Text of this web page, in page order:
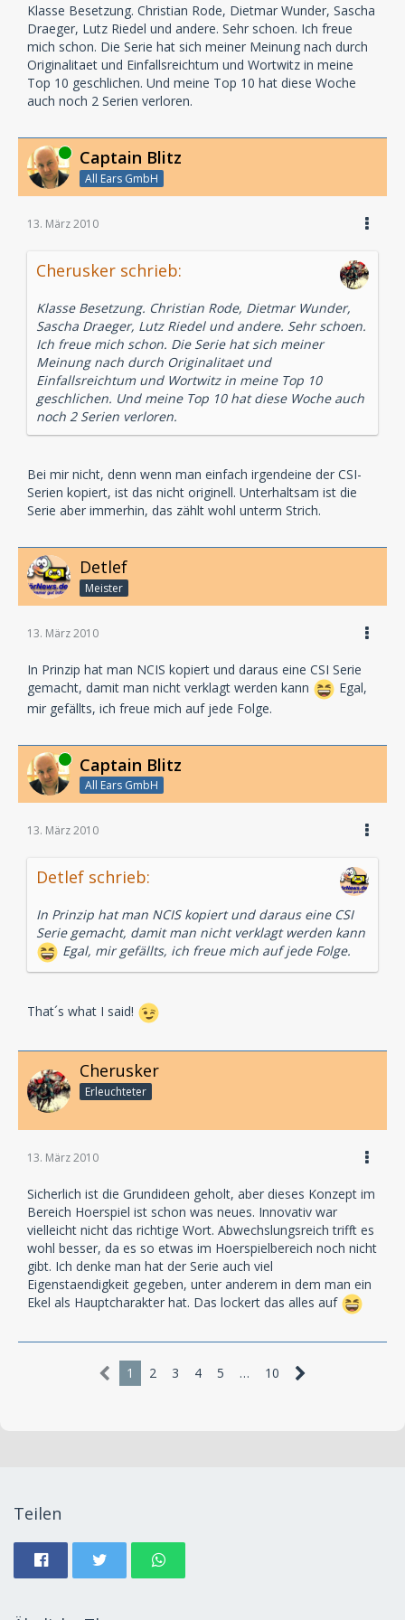
Kyle Anderson: Norman Matt
MacRae: Eberhard Prüter
Seymore: Peter Weis
Dr. Ewing: Christian Rode
Direktor St. James: Klaus Dittmann
Hazel Porter: Anke Reitzenstein
Arbeiter: Andreas Borcherding
Sprengmeister: Dietmar Wunder
Schwester Katy: Anita Hopt
Schwester Jessica: Karen Schulz-Vobach
Sergeant: Jan Panczak
Corbett: Lutz Riedel
Empfohlen ab 16 Jahren
Klasse Besetzung. Christian Rode, Dietmar Wunder, Sascha
Draeger, Lutz Riedel und andere. Sehr schoen. Ich freue
mich schon. Die Serie hat sich meiner Meinung nach durch
Originalitaet und Einfallsreichtum und Wortwitz in meine
Top 10 geschlichen. Und meine Top 10 hat diese Woche
auch noch 2 Serien verloren.
Online Captain Blitz
All Ears GmbH
13. März 2010
Cherusker schrieb:
Klasse Besetzung. Christian Rode, Dietmar Wunder,
Sascha Draeger, Lutz Riedel und andere. Sehr schoen.
Ich freue mich schon. Die Serie hat sich meiner
Meinung nach durch Originalitaet und
Einfallsreichtum und Wortwitz in meine Top 10
geschlichen. Und meine Top 10 hat diese Woche auch
noch 2 Serien verloren.
Bei mir nicht, denn wenn man einfach irgendeine der CSI-
Serien kopiert, ist das nicht originell. Unterhaltsam ist die
Serie aber immerhin, das zählt wohl unterm Strich.
Detlef
Meister
13. März 2010
In Prinzip hat man NCIS kopiert und daraus eine CSI Serie
gemacht, damit man nicht verklagt werden kann
Egal,
mir gefällts, ich freue mich auf jede Folge.
Online Captain Blitz
All Ears GmbH
13. März 2010
Detlef schrieb:
In Prinzip hat man NCIS kopiert und daraus eine CSI
Serie gemacht, damit man nicht verklagt werden kann
Egal, mir gefällts, ich freue mich auf jede Folge.
That´s what I said!
Cherusker
Erleuchteter
13. März 2010
Sicherlich ist die Grundideen geholt, aber dieses Konzept im
Bereich Hoerspiel ist schon was neues. Innovativ war
vielleicht nicht das richtige Wort. Abwechslungsreich trifft es
wohl besser, da es so etwas im Hoerspielbereich noch nicht
gibt. Ich denke man hat der Serie auch viel
Eigenstaendigkeit gegeben, unter anderem in dem man ein
Ekel als Hauptcharakter hat. Das lockert das alles auf
1 2 3 4 5 … 10
Teilen